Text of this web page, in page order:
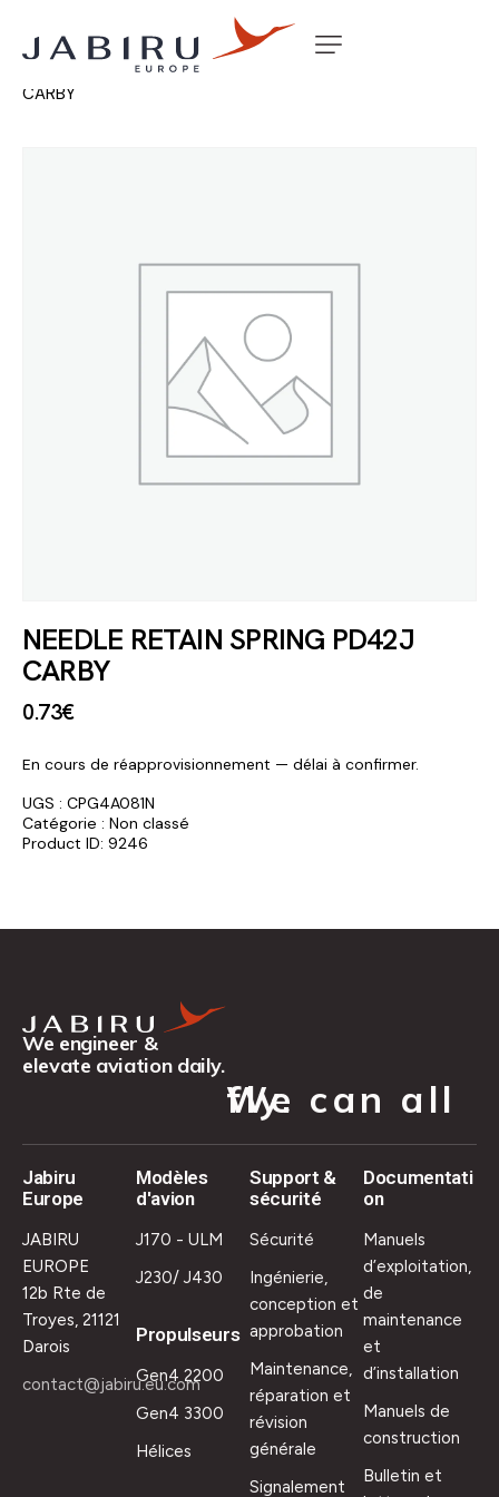
Accueil Non classé
CARBY
NEEDLE RETAIN SPRING PD42J
CARBY
0.73€
En cours de réapprovisionnement — délai à confirmer.
UGS : CPG4A081N
Catégorie : Non classé
Product ID: 9246
We engineer &
elevate aviation daily.
We can all fly.
Jabiru
Europe
JABIRU
EUROPE
12b Rte de
Troyes, 21121
Darois
contact@jabiru.eu.com
Modèles
d'avion
J170 - ULM
J230/ J430
Propulseurs
Gen4 2200
Gen4 3300
Hélices
Support &
sécurité
Sécurité
Ingénierie,
conception et
approbation
Maintenance,
réparation et
révision
générale
Signalement
Documentati
on
Manuels
d’exploitation,
de
maintenance
et
d’installation
Manuels de
construction
Bulletin et